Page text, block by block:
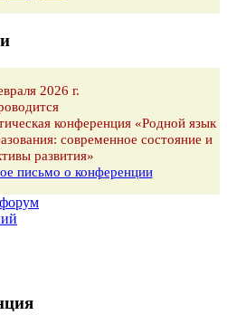
2026 г.
конференция «Родной язык
современное состояние и
развития»
письмо о конференции